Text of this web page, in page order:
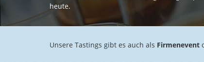
heute.
Unsere Tastings gibt es auch als Firmenevent